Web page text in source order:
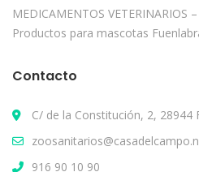
MEDICAMENTOS VETERINARIOS
Productos para mascotas
Contacto
C/ de la Constitución, 2, 28944
916 90 10 90